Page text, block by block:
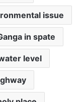
issue
in spate
level